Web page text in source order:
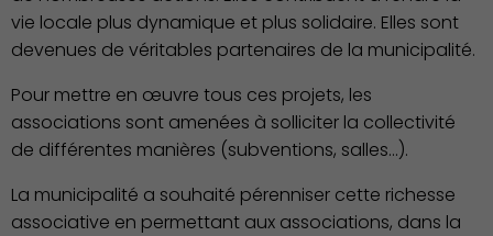
Action Sociale Solidarité
vie locale plus dynamique et plus solidaire. Elles sont
devenues de véritables partenaires de la municipalité.
Pour mettre en œuvre tous ces projets, les
associations sont amenées à solliciter la collectivité
de différentes manières (subventions, salles…).
La municipalité a souhaité pérenniser cette richesse
associative en permettant aux associations, dans la